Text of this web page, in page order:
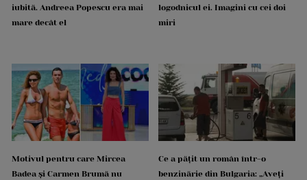
iubită. Andreea Popescu era mai
mare decât el
logodnicul ei. Imagini cu cei doi
miri
Motivul pentru care Mircea
Badea și Carmen Brumă nu
Ce a pățit un român într-o
benzinărie din Bulgaria: „Aveți